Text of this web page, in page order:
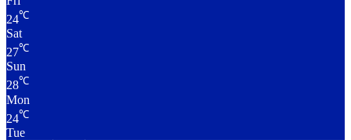
24℃
Sat
27℃
Sun
28℃
Mon
24℃
Tue